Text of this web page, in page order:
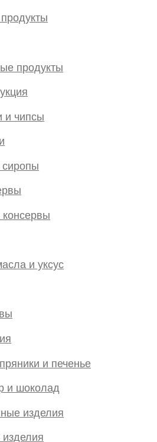
продукты
и чипсы
и уксус
и печенье
и шоколад
изделия